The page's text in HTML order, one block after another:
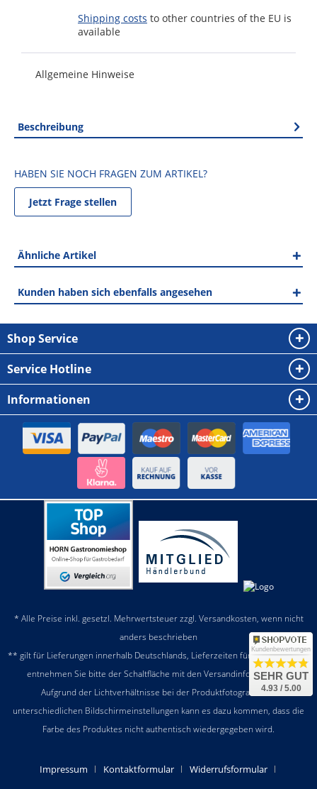
Shipping costs to other countries of the EU is
available
Allgemeine Hinweise
Beschreibung
HABEN SIE NOCH FRAGEN ZUM ARTIKEL?
Jetzt Frage stellen
Ähnliche Artikel
Kunden haben sich ebenfalls angesehen
Shop Service
Service Hotline
Informationen
* Alle Preise inkl. gesetzl. Mehrwertsteuer zzgl. Versandkosten, wenn nicht
anders beschrieben
** gilt für Lieferungen innerhalb Deutschlands, Lieferzeiten für andere Länder
entnehmen Sie bitte der Schaltfläche mit den Versandinformationen
Aufgrund der Lichtverhältnisse bei der Produktfotografie und
unterschiedlichen Bildschirmeinstellungen kann es dazu kommen, dass die
Farbe des Produktes nicht authentisch wiedergegeben wird.
Impressum Kontaktformular
Widerrufsformular
Kundenbewertungen
SEHR GUT
4.93 / 5.00